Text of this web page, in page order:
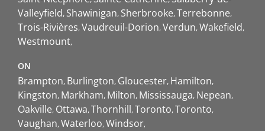
Valleyfield Shawinigan Sherbrooke Terrebonne
Trois-Rivières Vaudreuil-Dorion Verdun Wakefield
Westmount
ON
Brampton Burlington Gloucester Hamilton
Kingston Markham Milton Mississauga Nepean
Oakville Ottawa Thornhill Toronto Toronto
Vaughan Waterloo Windsor